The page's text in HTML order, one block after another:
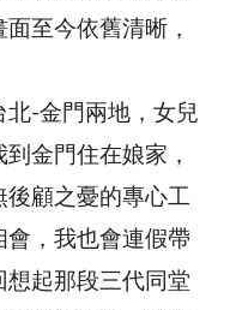
至今依舊清晰，
北-金門兩地，女兒
金門住在娘家，
顧之憂的專心工
，我也會連假帶
起那段三代同堂